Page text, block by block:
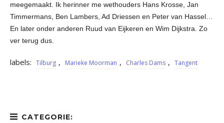
meegemaakt. Ik herinner me wethouders Hans Krosse, Jan
Timmermans, Ben Lambers, Ad Driessen en Peter van Hassel…
En later onder anderen Ruud van Eijkeren en Wim Dijkstra. Zo
ver terug dus.
labels: Tilburg , Marieke Moorman , Charles Dams , Tangent